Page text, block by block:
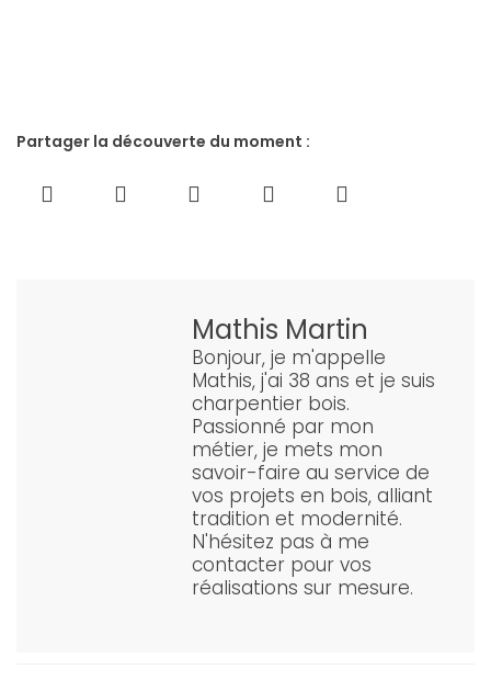
Partager la découverte du moment :
Mathis Martin
Bonjour, je m'appelle
Mathis, j'ai 38 ans et je suis
charpentier bois.
Passionné par mon
métier, je mets mon
savoir-faire au service de
vos projets en bois, alliant
tradition et modernité.
N'hésitez pas à me
contacter pour vos
réalisations sur mesure.